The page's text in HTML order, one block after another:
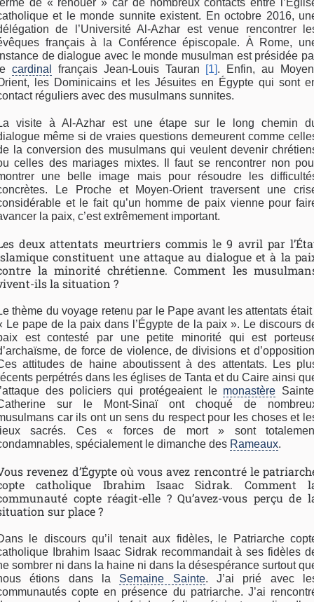
de « renouer » car de nombreux contacts entre
et le monde sunnite existent. En octobre 2016,
de l’Université Al-Azhar est venue rencontrer
français à la Conférence épiscopale. À Rome,
de dialogue avec le monde musulman est présidée
cardinal français Jean-Louis Tauran [1] . Enfin, au
les Dominicains et les Jésuites en Égypte qui sont
réguliers avec des musulmans sunnites.
visite à Al-Azhar est une étape sur le long chemin
même si de vraies questions demeurent comme
la conversion des musulmans qui veulent devenir
celles des mariages mixtes. Il faut se rencontrer non
une belle image mais pour résoudre les
Le Proche et Moyen-Orient traversent une
et le fait qu’un homme de paix vienne pour
la paix, c’est extrêmement important.
deux attentats meurtriers commis le 9 avril par
constituent une attaque au dialogue et à la
la minorité chrétienne. Comment les
ils la situation ?
thème du voyage retenu par le Pape avant les attentats était
Le pape de la paix dans l’Égypte de la paix ». Le discours
est contesté par une petite minorité qui est
de force de violence, de divisions et
attitudes de haine aboutissent à des attentats. Les
perpétrés dans les églises de Tanta et du Caire ainsi
des policiers qui protégeaient le monastère
sur le Mont-Sinaï ont choqué de
car ils ont un sens du respect pour les choses et
sacrés. Ces « forces de mort » sont
spécialement le dimanche des Rameaux.
revenez d’Égypte où vous avez rencontré le
catholique Ibrahim Isaac Sidrak. Comment
copte réagit-elle ? Qu’avez-vous perçu de
sur place ?
le discours qu’il tenait aux fidèles, le Patriarche
Ibrahim Isaac Sidrak recommandait à ses fidèles
sombrer ni dans la haine ni dans la désespérance surtout
étions dans la Semaine Sainte. J’ai prié avec
copte en présence du patriarche. J’ai